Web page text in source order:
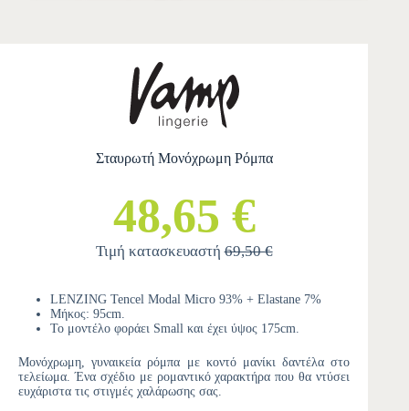
Σταυρωτή Μονόχρωμη Ρόμπα
48,65 €
Τιμή κατασκευαστή69,50 €
LENZING Tencel Modal Micro 93% + Elastane 7%
Μήκος: 95cm.
Το μοντέλο φοράει Small και έχει ύψος 175cm.
Μονόχρωμη, γυναικεία ρόμπα με κοντό μανίκι δαντέλα στο
τελείωμα. Ένα σχέδιο με ρομαντικό χαρακτήρα που θα ντύσει
ευχάριστα τις στιγμές χαλάρωσης σας.